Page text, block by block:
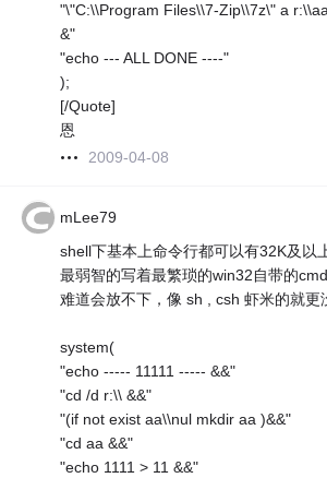
"\"C:\\Program Files\\7-Zip\\7z\" a
&"
"echo --- ALL DONE ----"
);
[/Quote]
恩
2009-04-08
mLee79
shell下基本上命令行都可以有32K及以
最弱智的写着最繁琐的win32自带的
难道会放不下，像 sh , csh 虾米的就更
system(
"echo ----- 11111 ----- &&"
"cd /d r:\\ &&"
"(if not exist aa\\nul mkdir aa )&&"
"cd aa &&"
"echo 1111 > 11 &&"